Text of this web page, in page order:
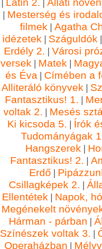
| Latin 2. | Állati
| Mesterség és
filmek | Agatha
idézetek | Száguldók
Erdély 2. | Városi
versek | Matek |
és Éva | Címében a
Alliteráló könyvek |
Fantasztikus! 1. |
voltak 2. | Mesés
Ki kicsoda 5. | Írók
Tudományágak
Hangszerek |
Fantasztikus! 2. |
Erdő |
Csillagképek 2. |
Ellentétek | Napok,
Megénekelt
Hárman - párban |
Színészek voltak 3. |
Operaházban |